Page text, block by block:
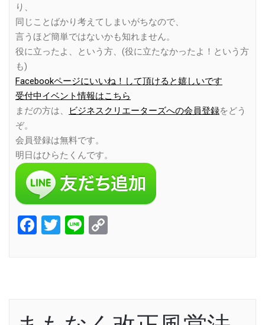
り、
同じことばかり考えてしまいがちなので、
言うほど簡単ではないかも知れません。
役に立ったよ、という方、(役に立たなかったよ！という方
も)
Facebookページにいいね！して頂けると嬉しいです
受付中イベント情報はこちら
まだの方は、
ビジネスクリエーターズへの会員登録をどう
ぞ。
会員登録は無料です。
明日はひらたくんです。
Facebook
Twitter
Line